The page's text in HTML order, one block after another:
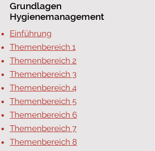
Grundlagen
Hygienemanagement
Einführung
Themenbereich 1
Themenbereich 2
Themenbereich 3
Themenbereich 4
Themenbereich 5
Themenbereich 6
Themenbereich 7
Themenbereich 8